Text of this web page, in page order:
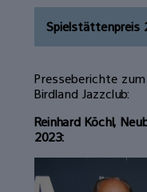
Spielstättenpreis
Presseberichte
Birdland Jazzclub:
Reinhard Köchl,
2023: